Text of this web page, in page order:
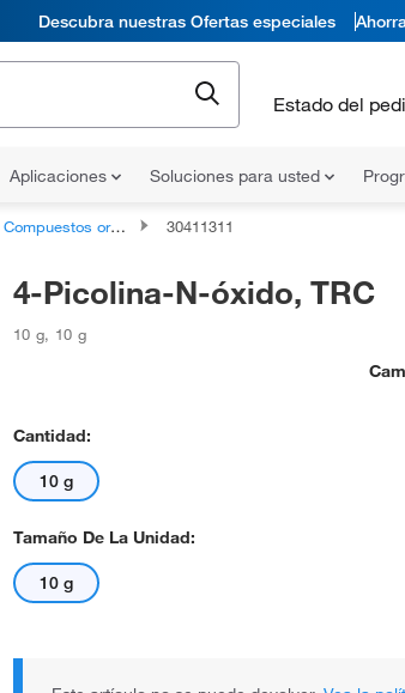
Descubra nuestras Ofertas especiales
Estado del
Aplicaciones Soluciones para usted
Compuestos orgánicos no clasificados 30411311
4-Picolina-N-óxido, TRC
10 g, 10 g
Cantidad:
10 g
Tamaño De La Unidad:
10 g